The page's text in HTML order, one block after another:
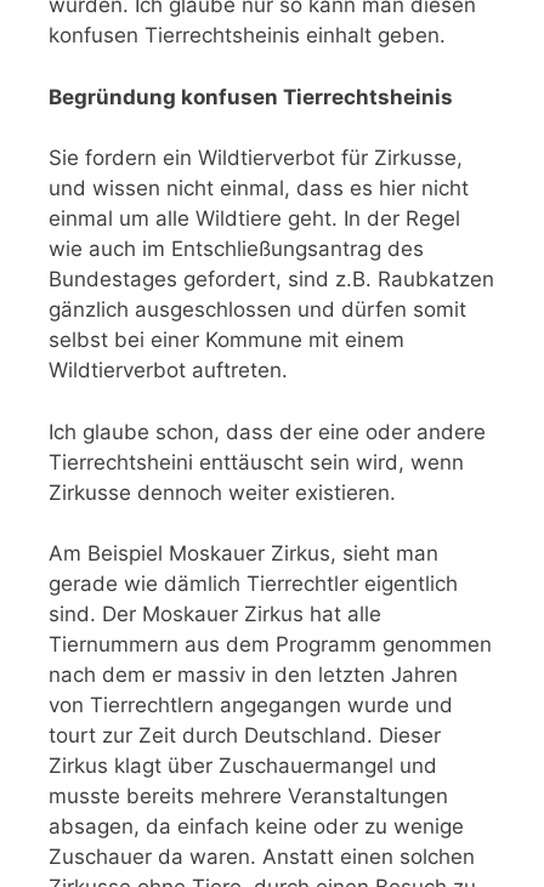
würden. Ich glaube nur so kann man diesen
konfusen Tierrechtsheinis einhalt geben.
Begründung konfusen Tierrechtsheinis
Sie fordern ein Wildtierverbot für Zirkusse,
und wissen nicht einmal, dass es hier nicht
einmal um alle Wildtiere geht. In der Regel
wie auch im Entschließungsantrag des
Bundestages gefordert, sind z.B. Raubkatzen
gänzlich ausgeschlossen und dürfen somit
selbst bei einer Kommune mit einem
Wildtierverbot auftreten.
Ich glaube schon, dass der eine oder andere
Tierrechtsheini enttäuscht sein wird, wenn
Zirkusse dennoch weiter existieren.
Am Beispiel Moskauer Zirkus, sieht man
gerade wie dämlich Tierrechtler eigentlich
sind. Der Moskauer Zirkus hat alle
Tiernummern aus dem Programm genommen
nach dem er massiv in den letzten Jahren
von Tierrechtlern angegangen wurde und
tourt zur Zeit durch Deutschland. Dieser
Zirkus klagt über Zuschauermangel und
musste bereits mehrere Veranstaltungen
absagen, da einfach keine oder zu wenige
Zuschauer da waren. Anstatt einen solchen